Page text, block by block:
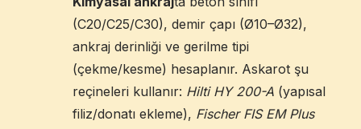
(C20/C25/C30), demir çapı (Ø10–Ø32),
ankraj derinliği ve gerilme tipi
(çekme/kesme) hesaplanır. Askarot şu
reçineleri kullanır: Hilti HY 200-A (yapısal
filiz/donatı ekleme), Fischer FIS EM Plus